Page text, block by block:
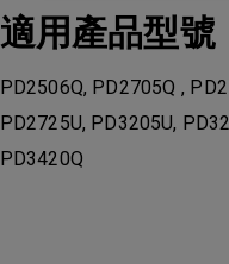
適用產品型號
PD2506Q, PD2705Q ,
PD2725U, PD3205U,
PD3420Q